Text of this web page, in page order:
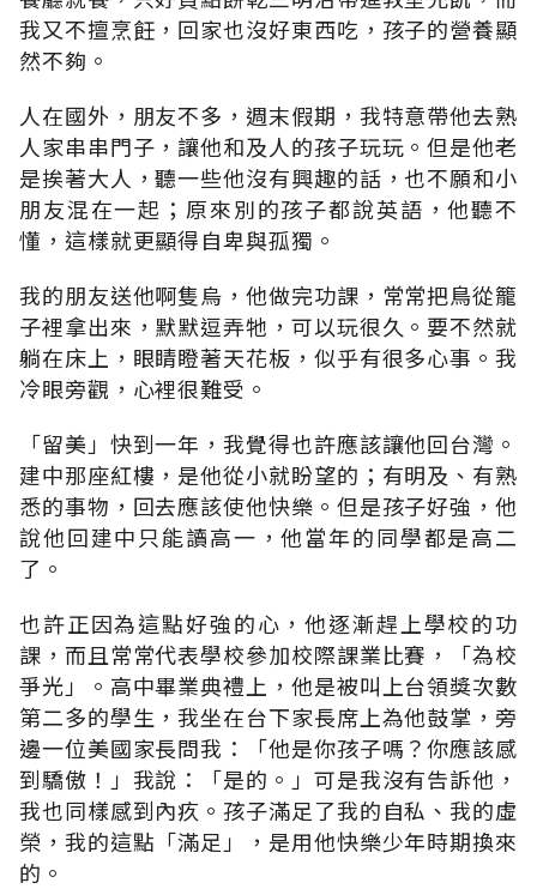
我又不擅烹飪，回家也沒好東西吃，孩子的營養顯
然不夠。
人在國外，朋友不多，週末假期，我特意帶他去熟
人家串串門子，讓他和及人的孩子玩玩。但是他老
是挨著大人，聽一些他沒有興趣的話，也不願和小
朋友混在一起；原來別的孩子都說英語，他聽不
懂，這樣就更顯得自卑與孤獨。
我的朋友送他啊隻烏，他做完功課，常常把鳥從籠
子裡拿出來，默默逗弄牠，可以玩很久。要不然就
躺在床上，眼睛瞪著天花板，似乎有很多心事。我
冷眼旁觀，心裡很難受。
「留美」快到一年，我覺得也許應該讓他回台灣。
建中那座紅樓，是他從小就盼望的；有明及、有熟
悉的事物，回去應該使他快樂。但是孩子好強，他
說他回建中只能讀高一，他當年的同學都是高二
了。
也許正因為這點好強的心，他逐漸趕上學校的功
課，而且常常代表學校參加校際課業比賽，「為校
爭光」。高中畢業典禮上，他是被叫上台領獎次數
第二多的學生，我坐在台下家長席上為他鼓掌，旁
邊一位美國家長問我：「他是你孩子嗎？你應該感
到驕傲！」我說：「是的。」可是我沒有告訴他，
我也同樣感到內疚。孩子滿足了我的自私、我的虛
榮，我的這點「滿足」，是用他快樂少年時期換來
的。